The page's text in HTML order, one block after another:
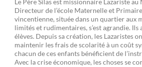
Le Père Silas est missionnaire Lazariste
Directeur de l’école Maternelle et
vincentienne, située dans un quartier aux
limités et rudimentaires, s’est agrandie.
élèves. Depuis sa création, les Lazaristes
maintenir les frais de scolarité à un coût
chacun de ces enfants bénéficient de
Avec la crise économique, les choses se